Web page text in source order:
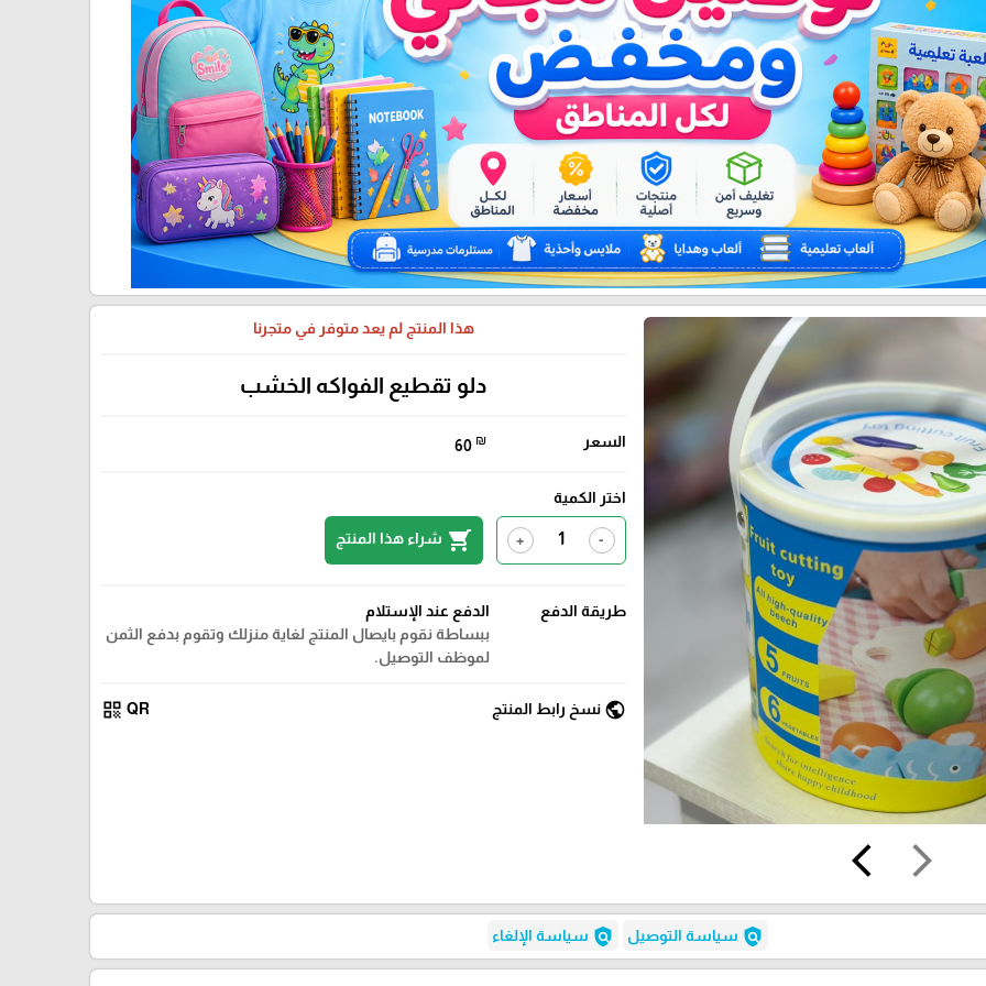
arrow_forward_ios
arrow_back_ios
هذا المنتج لم يعد متوفر في متجرنا
دلو تقطيع الفواكه الخشب
السعر 60 ₪
اختر الكمية
-
+
shopping_cart شراء هذا المنتج
طريقة الدفع
الدفع عند الإستلام
ببساطة نقوم بايصال المنتج لغاية منزلك وتقوم بدفع الثمن
لموظف التوصيل.
public نسخ رابط المنتج QR
qr_code
policy سياسة التوصيل policy سياسة الإلغاء